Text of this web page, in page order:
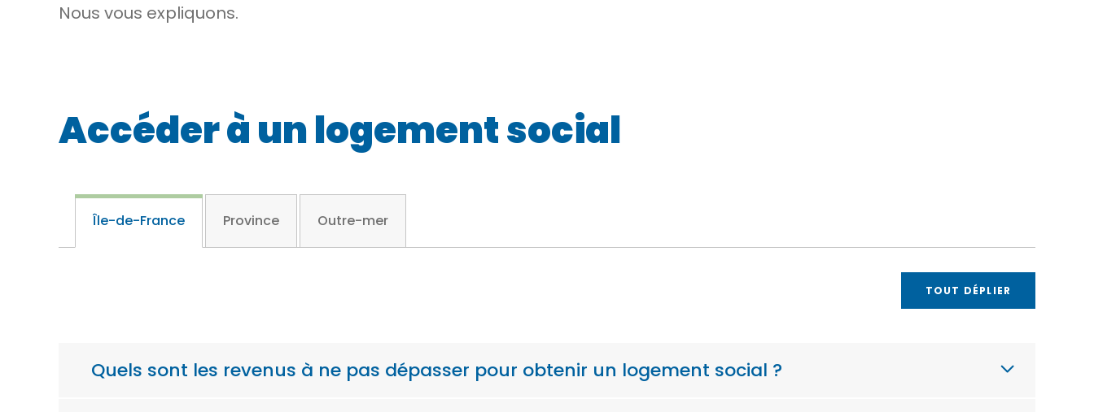
Nous vous expliquons.
Accéder à un logement social
Île-de-France Province Outre-mer
TOUT DÉPLIER
Quels sont les revenus à ne pas dépasser pour obtenir un logement social ?